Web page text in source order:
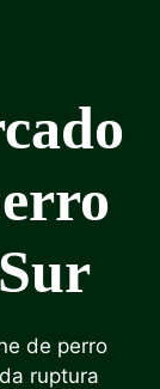
de perro
ruptura